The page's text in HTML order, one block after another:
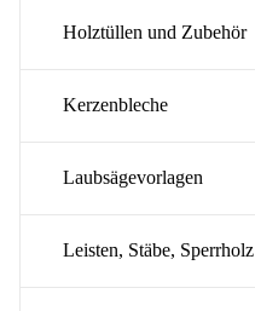
Holztüllen und Zubehör
Kerzenbleche
Laubsägevorlagen
Leisten, Stäbe, Sperrholz